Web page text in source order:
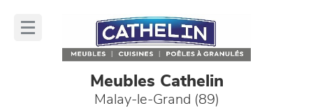
Meubles Cathelin
Malay-le-Grand (89)